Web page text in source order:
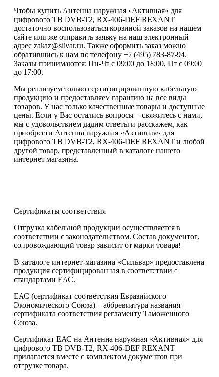
Чтобы купить Антенна наружная «Активная» для
цифрового ТВ DVB-T2, RX-406-DEF REXANT
достаточно воспользоваться корзиной заказов на нашем
сайте или же отправить заявку на наш электронный
адрес zakaz@silvar.ru. Также оформить заказ можно
обратившись к нам по телефону +7 (495) 783-87-94.
Заказы принимаются: Пн-Чт с 09:00 до 18:00, Пт с 09:00
до 17:00.
Мы реализуем только сертифицированную кабельную
продукцию и предоставляем гарантию на все виды
товаров. У нас только качественные товары и доступные
цены. Если у Вас остались вопросы – свяжитесь с нами,
мы с удовольствием дадим ответы и расскажем, как
приобрести Антенна наружная «Активная» для
цифрового ТВ DVB-T2, RX-406-DEF REXANT и любой
другой товар, представленный в каталоге нашего
интернет магазина.
Сертификаты соответствия
Отгрузка кабельной продукции осуществляется в
соответствии с законодательством. Состав документов,
сопровождающий товар зависит от марки товара!
В каталоге интернет-магазина «Сильвар» предоставлена
продукция сертифицированная в соответствии с
стандартами ЕАС.
ЕАС (сертификат соответствия Евразийского
Экономического Союза) – аббревиатура названия
сертификата соответствия регламенту Таможенного
Союза.
Сертификат ЕАС на Антенна наружная «Активная» для
цифрового ТВ DVB-T2, RX-406-DEF REXANT
прилагается вместе с комплектом документов при
отгрузке товара.